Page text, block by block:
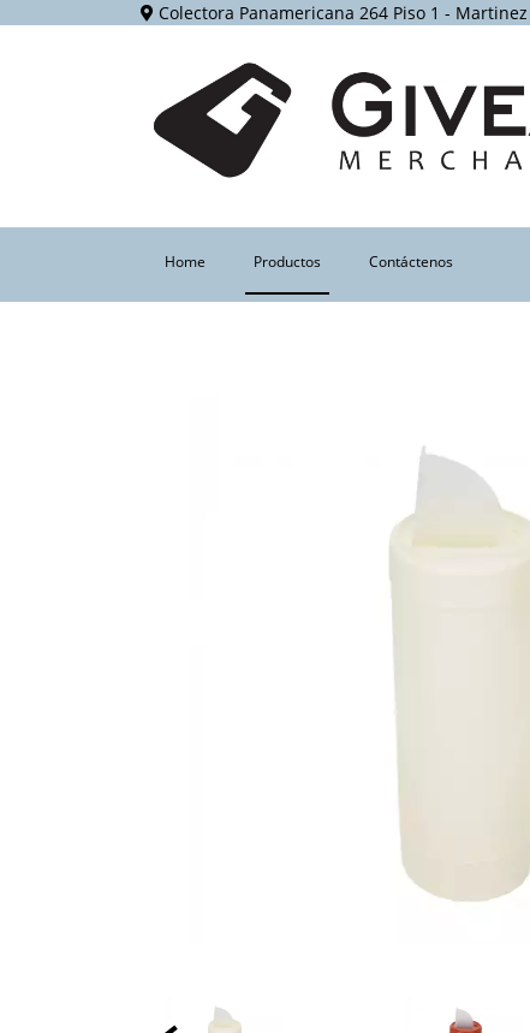
Colectora Panamericana 264 Piso 1 - Martinez
Home (current)Productos Contáctenos